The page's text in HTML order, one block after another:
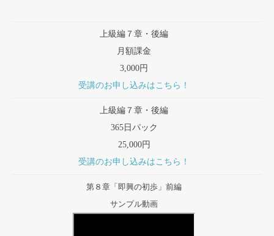
上級編７章・後編
月額課金
3,000円
受講のお申し込みはこちら！
上級編７章・後編
365日パック
25,000円
受講のお申し込みはこちら！
第８章「即興の初歩」前編
サンプル動画